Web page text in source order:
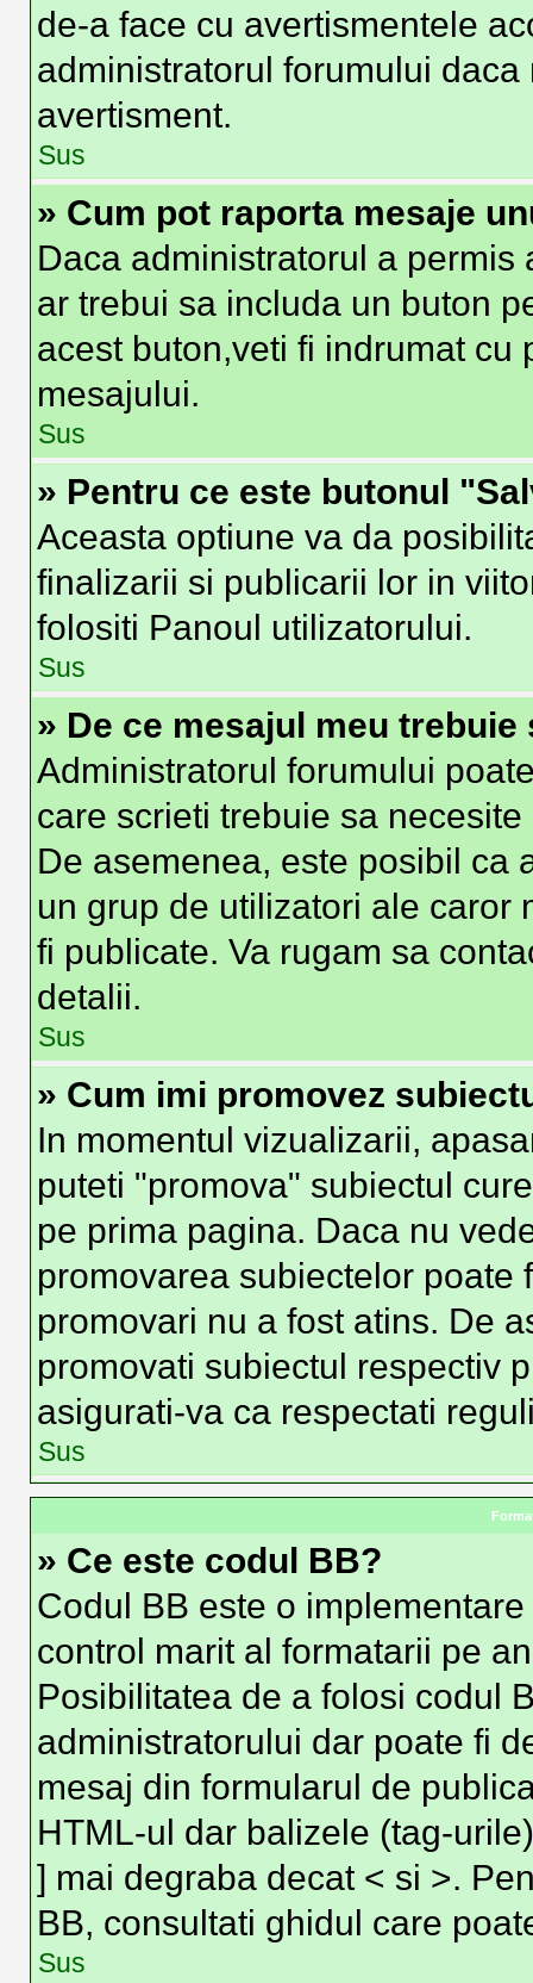
de-a face cu avertismentele
administratorul forumului
avertisment.
Sus
» Cum pot raporta mesaje
Daca administratorul a
ar trebui sa includa un buton
acest buton,veti fi indrumat
mesajului.
Sus
» Pentru ce este butonul
Aceasta optiune va da
finalizarii si publicarii lor in
folositi Panoul utilizatorului.
Sus
» De ce mesajul meu trebuie
Administratorul forumului
care scrieti trebuie sa
De asemenea, este posibil ca
un grup de utilizatori ale caror
fi publicate. Va rugam sa
detalii.
Sus
» Cum imi promovez
In momentul vizualizarii,
puteti "promova" subiectul
pe prima pagina. Daca nu
promovarea subiectelor poate
promovari nu a fost atins. De
promovati subiectul respectiv
asigurati-va ca respectati
Sus
» Ce este codul BB?
Codul BB este o
control marit al formatarii pe
Posibilitatea de a folosi codul
administratorului dar poate fi
mesaj din formularul de
HTML-ul dar balizele (tag-
] mai degraba decat < si >.
BB, consultati ghidul care
Sus